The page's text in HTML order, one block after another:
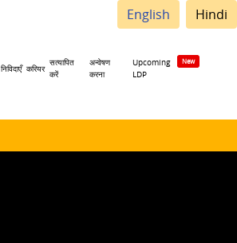
English Hindi
निविदाएँ करियर
सत्यापित
करें
अन्वेषण
करना
Upcoming
LDP